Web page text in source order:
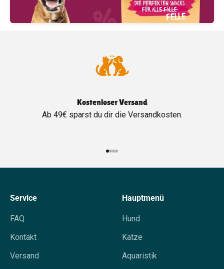
Kostenloser Versand
Ab 49€ sparst du dir die Versandkosten.
Service
FAQ
Kontakt
Versand
Hauptmenü
Hund
Katze
Aquaristik